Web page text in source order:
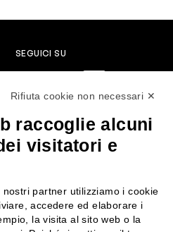
SEGUICI SU
Chi siamo
Contattaci
Rifiuta cookie non necessari ✕
raccoglie alcuni
visitatori e
partner utilizziamo i cookie
accedere ed elaborare i
la visita al sito web o la